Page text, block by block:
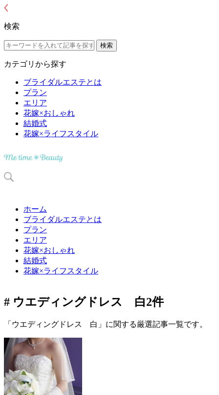
検索
カテゴリから探す
ブライダルエステとは
プラン
エリア
花嫁×おしゃれ
結婚式
花嫁×ライフスタイル
ホーム
ブライダルエステとは
プラン
エリア
花嫁×おしゃれ
結婚式
花嫁×ライフスタイル
# ウエディングドレス 白2件
「ウエディングドレス 白」に関する厳選記事一覧です。